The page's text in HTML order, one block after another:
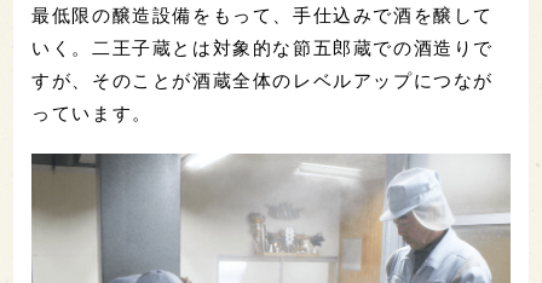
最低限の醸造設備をもって、手仕込みで酒を醸して
いく。二王子蔵とは対象的な節五郎蔵での酒造りで
すが、そのことが酒蔵全体のレベルアップにつなが
っています。